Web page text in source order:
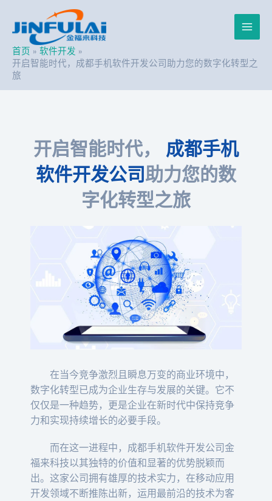
Main
首页
软件开发
开启智能时代，成都手机软件开发公司助力您的数字化转型之
旅
开启智能时代，
成都手机
软件开发公司助力您的数
字化转型之旅
在当今竞争激烈且瞬息万变的商业环境中，
数字化转型已成为企业生存与发展的关键。它不
仅仅是一种趋势，更是企业在新时代中保持竞争
力和实现持续增长的必要手段。
而在这一进程中，成都手机软件开发公司金
福来科技以其独特的价值和显著的优势脱颖而
出。这家公司拥有雄厚的技术实力，在移动应用
开发领域不断推陈出新，运用最前沿的技术为客
navigation